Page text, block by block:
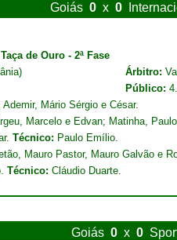
Goiás 0 x 0
de Ouro - 2ª Fase
Árbitro:
Público:
Ademir, Mário Sérgio e César.
Marcelo e Edvan; Matinha,
Técnico: Paulo Emílio.
Mauro Pastor, Mauro Galvão e
Técnico: Cláudio Duarte.
Goiás 0 x 0